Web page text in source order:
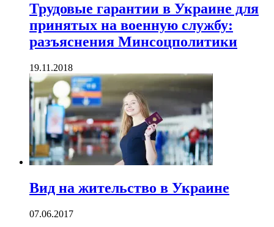
Трудовые гарантии в Украине для
принятых на военную службу:
разъяснения Минсоцполитики
19.11.2018
Вид на жительство в Украине
07.06.2017